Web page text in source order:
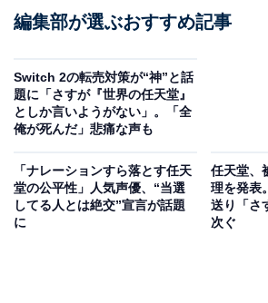
編集部が選ぶおすすめ記事
Switch 2の転売対策が“神”と話
題に「さすが『世界の任天堂』
としか言いようがない」。「全
俺が死んだ」悲痛な声も
「ナレーションすら落とす任天
堂の公平性」人気声優、“当選
してる人とは絶交”宣言が話題
に
任天堂、
理を発表
送り「さ
次ぐ